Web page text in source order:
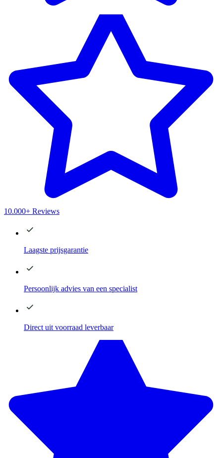
10.000+ Reviews
Laagste prijsgarantie
Persoonlijk advies van een specialist
Direct uit voorraad leverbaar